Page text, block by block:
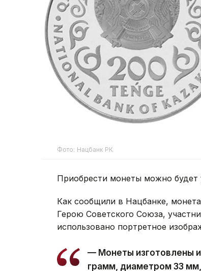
Фото: Нацбанк РК
Приобрести монеты можно будет
Как сообщили в Нацбанке,
Герою Советского Союза,
использовано портретное
— Монеты изготовлены
грамм, диаметром 33